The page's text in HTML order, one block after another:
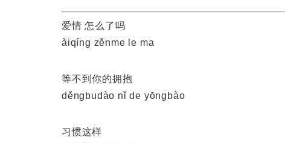
爱情 怎么了吗
àiqíng zěnme le ma
等不到你的拥抱
děngbudào nǐ de yōngbào
习惯这样